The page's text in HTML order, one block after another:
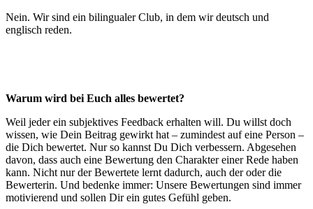
Nein. Wir sind ein bilingualer Club, in dem wir deutsch und
englisch reden.
Warum wird bei Euch alles bewertet?
Weil jeder ein subjektives Feedback erhalten will. Du willst doch
wissen, wie Dein Beitrag gewirkt hat – zumindest auf eine Person –
die Dich bewertet. Nur so kannst Du Dich verbessern. Abgesehen
davon, dass auch eine Bewertung den Charakter einer Rede haben
kann. Nicht nur der Bewertete lernt dadurch, auch der oder die
Bewerterin. Und bedenke immer: Unsere Bewertungen sind immer
motivierend und sollen Dir ein gutes Gefühl geben.